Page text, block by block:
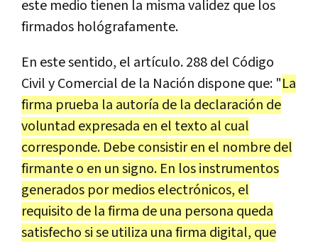
este medio tienen la misma validez que los
firmados hológrafamente.
En este sentido, el artículo. 288 del Código
Civil y Comercial de la Nación dispone que: "La
firma prueba la autoría de la declaración de
voluntad expresada en el texto al cual
corresponde. Debe consistir en el nombre del
firmante o en un signo. En los instrumentos
generados por medios electrónicos, el
requisito de la firma de una persona queda
satisfecho si se utiliza una firma digital, que